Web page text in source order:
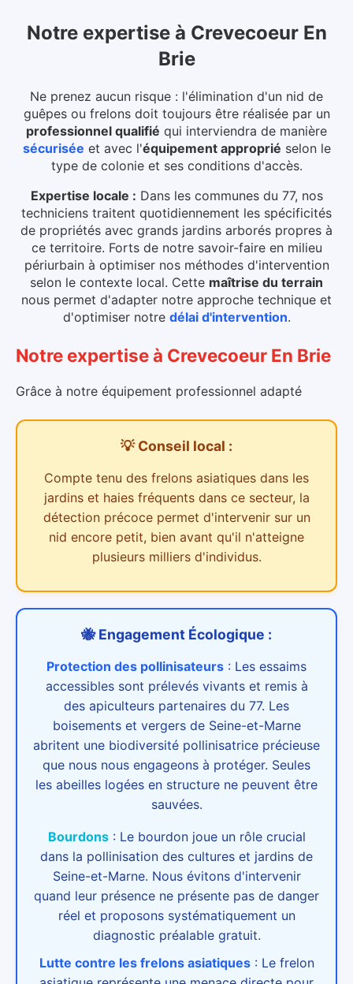
Notre expertise à Crevecoeur En
Brie
Ne prenez aucun risque : l'élimination d'un nid de
guêpes ou frelons doit toujours être réalisée par un
professionnel qualifié qui interviendra de manière
sécurisée et avec l'équipement approprié selon le
type de colonie et ses conditions d'accès.
Expertise locale : Dans les communes du 77, nos
techniciens traitent quotidiennement les spécificités
de propriétés avec grands jardins arborés propres à
ce territoire. Forts de notre savoir-faire en milieu
périurbain à optimiser nos méthodes d'intervention
selon le contexte local. Cette maîtrise du terrain
nous permet d'adapter notre approche technique et
d'optimiser notre délai d'intervention.
Notre expertiseà Crevecoeur En Brie
Grâce à notre équipement professionnel adapté
💡 Conseil local :
Compte tenu des frelons asiatiques dans les
jardins et haies fréquents dans ce secteur, la
détection précoce permet d'intervenir sur un
nid encore petit, bien avant qu'il n'atteigne
plusieurs milliers d'individus.
🐝 Engagement Écologique :
Protection des pollinisateurs : Les essaims
accessibles sont prélevés vivants et remis à
des apiculteurs partenaires du 77. Les
boisements et vergers de Seine-et-Marne
abritent une biodiversité pollinisatrice précieuse
que nous nous engageons à protéger. Seules
les abeilles logées en structure ne peuvent être
sauvées.
Bourdons : Le bourdon joue un rôle crucial
dans la pollinisation des cultures et jardins de
Seine-et-Marne. Nous évitons d'intervenir
quand leur présence ne présente pas de danger
réel et proposons systématiquement un
diagnostic préalable gratuit.
Lutte contre les frelons asiatiques : Le frelon